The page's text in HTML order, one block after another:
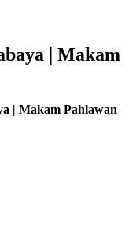
| Makam
| Makam Pahlawan